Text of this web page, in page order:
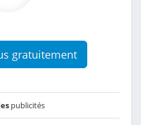
gratuitement
publicités